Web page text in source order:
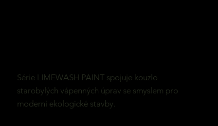
Série LIMEWASH PAINT spojuje kouzlo
starobylých vápenných úprav se smyslem pro
moderní ekologické stavby.